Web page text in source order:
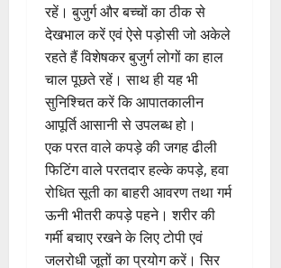
रहें। बुजुर्ग और बच्चों का ठीक से
देखभाल करें एवं ऐसे पड़ोसी जो अकेले
रहते हैं विशेषकर बुजुर्ग लोगों का हाल
चाल पूछते रहें। साथ ही यह भी
सुनिश्चित करें कि आपातकालीन
आपूर्ति आसानी से उपलब्ध हो।
एक परत वाले कपड़े की जगह ढीली
फिटिंग वाले परतदार हल्के कपड़े, हवा
रोधित सूती का बाहरी आवरण तथा गर्म
ऊनी भीतरी कपड़े पहने। शरीर की
गर्मी बचाए रखने के लिए टोपी एवं
जलरोधी जूतों का प्रयोग करें। सिर